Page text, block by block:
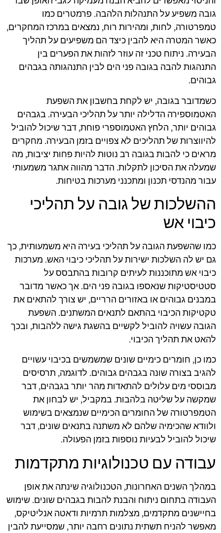
גובה משפיע על התנהלות הלהבה. פרמטרים כמו
טמפרטורה, לחות, ומהירות רוח, נמצאים במרכז המחקרים,
כאשר המטרה היא להבין כיצד הם משפיעים על תהליך
הבעירה. ניתוח טכני זה עוזר לזהות את הפערים בין
התנהגות להבה בגובה פני הים לבין התנהגותה בגבהים
גבוהים.
כשמדובר בגובה, יש לקחת בחשבון את השפעת
האטמוספירה הדלילה יותר על תהליכי הבעירה. בגבהים
גבוהים יותר, הלחץ האטמוספרי פוחת, דבר שיכול להוביל
להיווצרות של תהליכים לא צפויים בזמן הבעירה. מחקרים
מראים כי להבות בגובה רב נוטות להיות פחות יציבות, מה
שמעלה את הסיכון לתקלות. הדבר מהווה אתגר משמעותי
עבור מהנדסי תכנון ומתכנני מערכות בטיחות.
ההשלכות של גובה על תהליכי
כיבוי אש
כמו שהשפעת הגובה על תהליכי בעירה היא משמעותית, כך
גם יש לה השלכות ישירות על תהליכי כיבוי האש. מערכות
כיבוי אש מתוכננות לעיתים קרובות בהתבסס על
סטטיסטיקות שנאספו בגובה פני הים. אך כאשר מדובר
במבנים גבוהים או באזורים הרריים, יש צורך להתאים את
טקטיקות הכיבוי בהתאם לתנאים המשתנים. השפעת
הגובה עשויה להוביל לקשיים בהשגת גישה ללהבות, ובכך
להאט את תהליך הכיבוי.
כמו כן, חומרים כימיים שונים שמשמשים בכיבוי עשויים
להגיב בצורה שונה בגבהים גבוהים. לדוגמה, תרסיסים
מבוססי מים עלולים להתאדות מהר יותר בגבהים, דבר
שמקשה על שליטה בלהבות. במקביל, יש לבחון את
הטמפרטורה של החומרים הכימיים שנמצאים בשימוש
ולוודא שהכימיה שלהם לא משתנה בתנאים שונים, דבר
שיכול להוביל לבעיות נוספות בזמן הפעולה.
עבודה עם טכנולוגיות מתקדמות
במהלך השנים האחרונות, הטכנולוגיה שינתה את אופן
העבודה בתחום ניתוח והבנת להבות בגבהים שונים. שימוש
בחיישנים מתקדמים, מצלמות תרמיות ודאטה אנליטיקס,
מאפשר להניח תשתית נתונים רחבה יותר, שמסייעת להבין